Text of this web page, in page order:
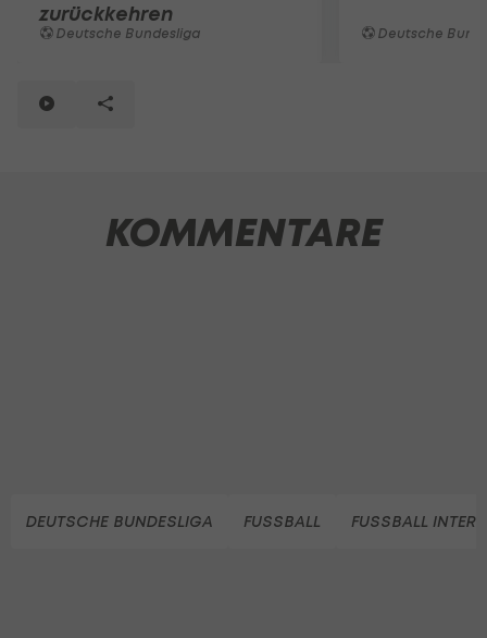
zurückkehren
Deutsche Bundesliga Deutsche
KOMMENTARE
DEUTSCHE BUNDESLIGA FUSSBALL FUSSBALL